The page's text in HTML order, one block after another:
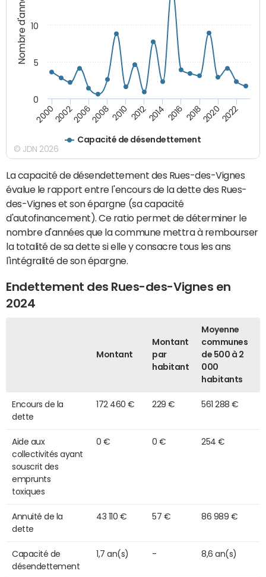
Nombre d'années
Capacité de désendettement
20002002200620082010 20122014 2016 201820202022
0
5
10
© JDN 2026
La capacité de désendettement des Rues-des-Vignes
évalue le rapport entre l'encours de la dette des Rues-
des-Vignes et son épargne (sa capacité
d'autofinancement). Ce ratio permet de déterminer le
nombre d'années que la commune mettra à rembourser
la totalité de sa dette si elle y consacre tous les ans
l'intégralité de son épargne.
Endettement des Rues-des-Vignes en
2024
Montant
Montant
par
habitant
Moyenne
communes
de 500 à 2
000
habitants
Encours de la
dette
172 460 € 229 € 561 288 €
Aide aux
collectivités ayant
souscrit des
emprunts
toxiques
0 € 0 € 254 €
Annuité de la
dette
43 110 € 57 € 86 989 €
Capacité de
désendettement
1,7 an(s) - 8,6 an(s)